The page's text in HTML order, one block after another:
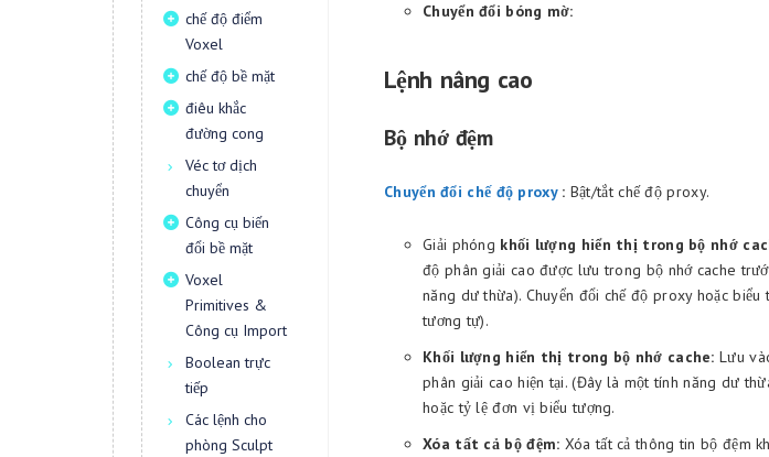
chế độ điểm
Voxel
chế độ bề mặt
điêu khắc
đường cong
Véc tơ dịch
chuyển
Công cụ biến
đổi bề mặt
Voxel
Primitives &
Công cụ Import
Boolean trực
tiếp
Các lệnh cho
phòng Sculpt
Chuyển đổi bóng mờ:
Lệnh nâng cao
Bộ nhớ đệm
Chuyển đổi chế độ proxy: Bật/tắt chế độ proxy.
Giải phóng khối lượng hiển thị trong bộ nhớ
độ phân giải cao được lưu trong bộ nhớ cache
năng dư thừa). Chuyển đổi chế độ proxy hoặc
tương tự).
Khối lượng hiển thị trong bộ nhớ cache: Lưu
phân giải cao hiện tại. (Đây là một tính năng dư
hoặc tỷ lệ đơn vị biểu tượng.
Xóa tất cả bộ đệm: Xóa tất cả thông tin bộ đệm